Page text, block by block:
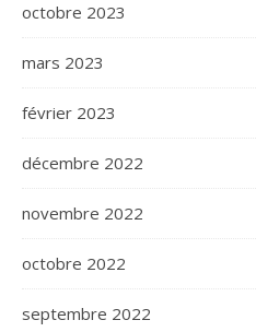
octobre 2023
mars 2023
février 2023
décembre 2022
novembre 2022
octobre 2022
septembre 2022